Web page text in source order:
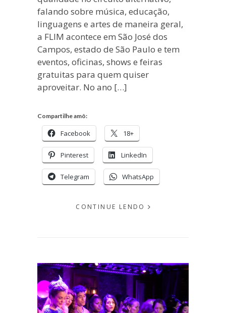
falando sobre música, educação,
linguagens e artes de maneira geral,
a FLIM acontece em São José dos
Campos, estado de São Paulo e tem
eventos, oficinas, shows e feiras
gratuitas para quem quiser
aproveitar. No ano […]
Compartilhe amô:
Facebook 18+
Pinterest LinkedIn
Telegram WhatsApp
CONTINUE LENDO
PUBLICADO
POR
MICHELLI